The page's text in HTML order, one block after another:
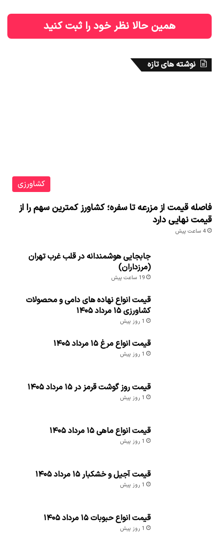
همین حالا نظر خود را ثبت کنید
نوشته های تازه
کشاورزی
فاصله قیمت از مزرعه تا سفره؛ کشاورز کمترین سهم را از
قیمت نهایی دارد
4 ساعت پیش
جابجایی هوشمندانه در قلب غرب تهران
(مرزداران)
19 ساعت پیش
قیمت انواع نهاده های دامی و محصولات
کشاورزی ۱۵ مرداد ۱۴۰۵
1 روز پیش
قیمت انواع مرغ ۱۵ مرداد ۱۴۰۵
1 روز پیش
قیمت روز گوشت قرمز در ۱۵ مرداد ۱۴۰۵
1 روز پیش
قیمت انواع ماهی ۱۵ مرداد ۱۴۰۵
1 روز پیش
قیمت آجیل و خشکبار ۱۵ مرداد ۱۴۰۵
1 روز پیش
قیمت انواع حبوبات ۱۵ مرداد ۱۴۰۵
1 روز پیش